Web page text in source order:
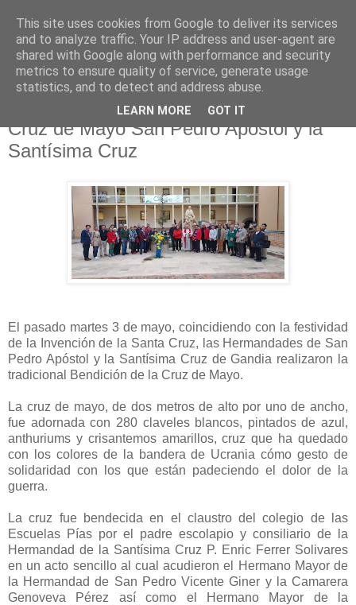
Hermandad de la
Santísima Cruz
Cruz de Mayo San Pedro Apóstol y la
Santísima Cruz
El pasado martes 3 de mayo, coincidiendo con la festividad
de la Invención de la Santa Cruz, las Hermandades de San
Pedro Apóstol y la Santísima Cruz de Gandia realizaron la
tradicional Bendición de la Cruz de Mayo.
La cruz de mayo, de dos metros de alto por uno de ancho,
fue adornada con 280 claveles blancos, pintados de azul,
anthuriums y crisantemos amarillos, cruz que ha quedado
con los colores de la bandera de Ucrania cómo gesto de
solidaridad con los que están padeciendo el dolor de la
guerra.
La cruz fue bendecida en el claustro del colegio de las
Escuelas Pías por el padre escolapio y consiliario de la
Hermandad de la Santísima Cruz P. Enric Ferrer Solivares
en un acto sencillo al cual acudieron el Hermano Mayor de
la Hermandad de San Pedro Vicente Giner y la Camarera
Genoveva Pérez así como el Hermano Mayor de la
This site uses cookies from Google to deliver its services
and to analyze traffic. Your IP address and user-agent are
shared with Google along with performance and security
metrics to ensure quality of service, generate usage
statistics, and to detect and address abuse.
LEARN MORE GOT IT